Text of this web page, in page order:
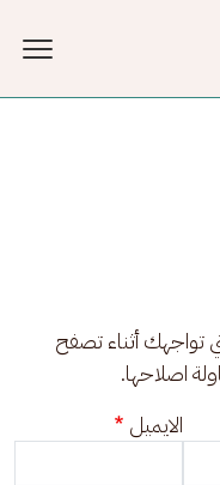
تواجهك أثناء تصفح
اصلاحها.
الايميل